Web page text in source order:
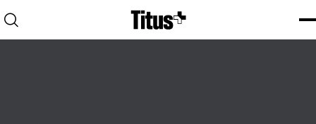
Home
Open search